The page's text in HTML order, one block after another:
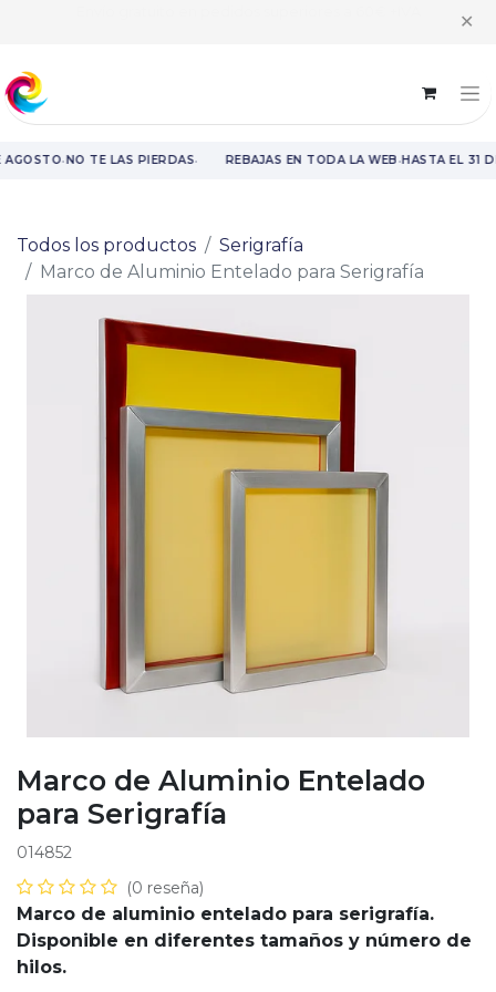
✕
·NO TE LAS PIERDAS· REBAJAS EN TODA LA WEB·HASTA EL 31
Todos los productos
Serigrafía
Marco de Aluminio Entelado para Serigrafía
Marco de Aluminio Entelado
para Serigrafía
014852
(0 reseña)
Marco de aluminio entelado para serigrafía.
Disponible en diferentes tamaños y número de
hilos.